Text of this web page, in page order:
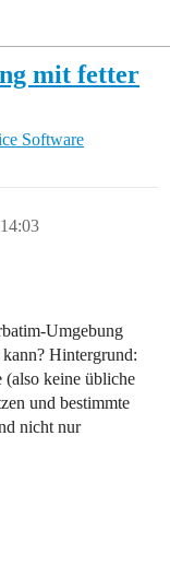
mit fetter
Software
Umgebung
Hintergrund:
(also keine übliche
und bestimmte
nicht nur